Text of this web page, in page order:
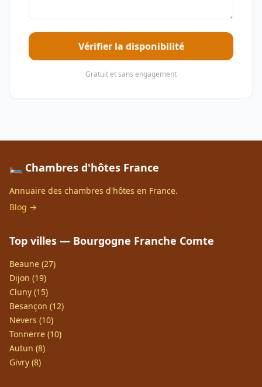
Vérifier la disponibilité
Gratuit et sans engagement
🛏️ Chambres d'hôtes France
Annuaire des chambres d'hôtes en France.
Blog →
Top villes — Bourgogne Franche Comte
Beaune (27)
Dijon (19)
Cluny (15)
Besançon (12)
Nevers (10)
Tonnerre (10)
Autun (8)
Givry (8)